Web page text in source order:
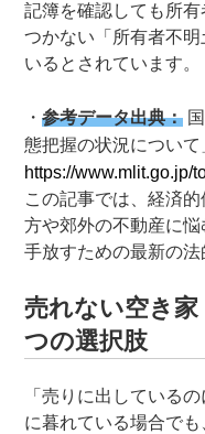
記簿を確認しても所
つかない「所有者不
いるとされています。
参考データ出典：
態把握の状況について
https://www.mlit.go.jp/
この記事では、経済
方や郊外の不動産に
手放すための最新の
売れない空き
つの選択肢
「売りに出している
に暮れている場合で